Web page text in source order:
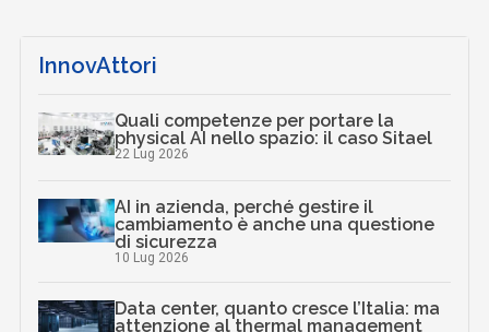
InnovAttori
Quali competenze per portare la
physical AI nello spazio: il caso Sitael
22 Lug 2026
AI in azienda, perché gestire il
cambiamento è anche una questione
di sicurezza
10 Lug 2026
Data center, quanto cresce l’Italia: ma
attenzione al thermal management